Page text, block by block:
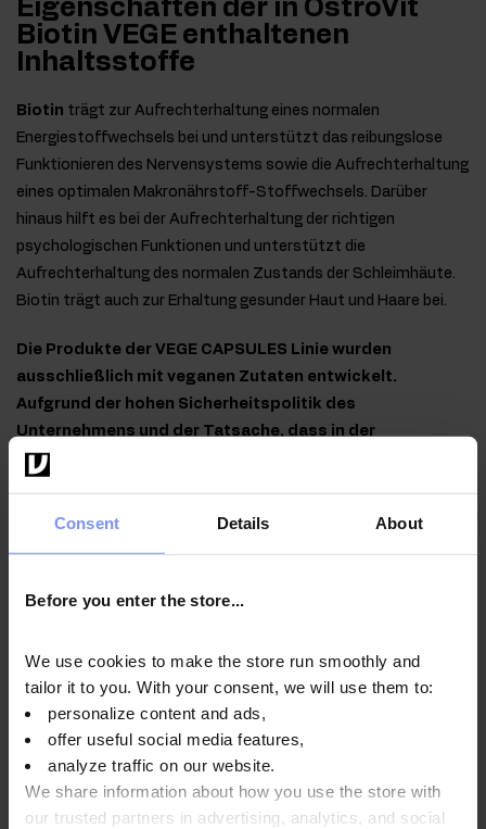
Consent Details About
Before you enter the store...
We use cookies to make the store run smoothly and
tailor it to you. With your consent, we will use them to:
personalize content and ads,
offer useful social media features,
analyze traffic on our website.
We share information about how you use the store with
our trusted partners in advertising, analytics, and social
Eigenschaften der in OstroVit
Biotin VEGE enthaltenen
Inhaltsstoffe
Biotin trägt zur Aufrechterhaltung eines normalen
Energiestoffwechsels bei und unterstützt das reibungslose
Funktionieren des Nervensystems sowie die Aufrechterhaltung
eines optimalen Makronährstoff-Stoffwechsels. Darüber
hinaus hilft es bei der Aufrechterhaltung der richtigen
psychologischen Funktionen und unterstützt die
Aufrechterhaltung des normalen Zustands der Schleimhäute.
Biotin trägt auch zur Erhaltung gesunder Haut und Haare bei.
Die Produkte der VEGE CAPSULES Linie wurden
ausschließlich mit veganen Zutaten entwickelt.
Aufgrund der hohen Sicherheitspolitik des
Unternehmens und der Tatsache, dass in der
Produktionsanlage allergene Zutaten verwendet
Anwendungsweise
Nährwertinformationen